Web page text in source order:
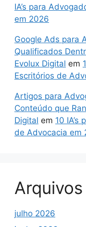
IA’s para
em 2026
Google Ads para
Qualificados
Evolux Digital em
Escritórios de
Artigos para
Conteúdo que
Digital em 10 IA’s
de Advocacia em
Arquivos
julho 2026